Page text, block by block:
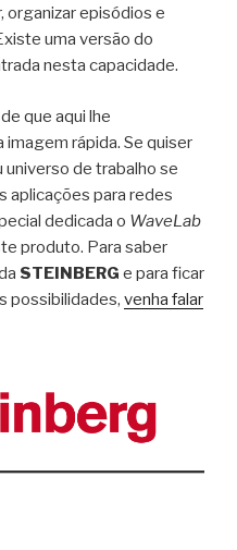
organizar episódios e
uma versão do
nesta capacidade.
que aqui lhe
rápida. Se quiser
universo de trabalho se
aplicações para redes
dedicada o WaveLab
produto. Para saber
STEINBERG e para ficar
possibilidades, venha falar